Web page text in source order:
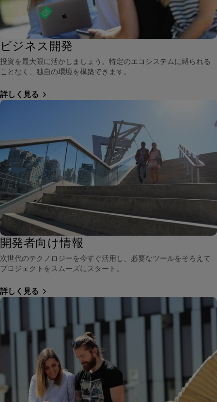
ビジネス開発
投資を最大限に活かしましょう。特定のエコシステムに縛られる
ことなく、独自の環境を構築できます。
詳しく見る
開発者向け情報
次世代のテクノロジーを今すぐ活用し、必要なツールをそろえて
プロジェクトをスムーズにスタート。
詳しく見る